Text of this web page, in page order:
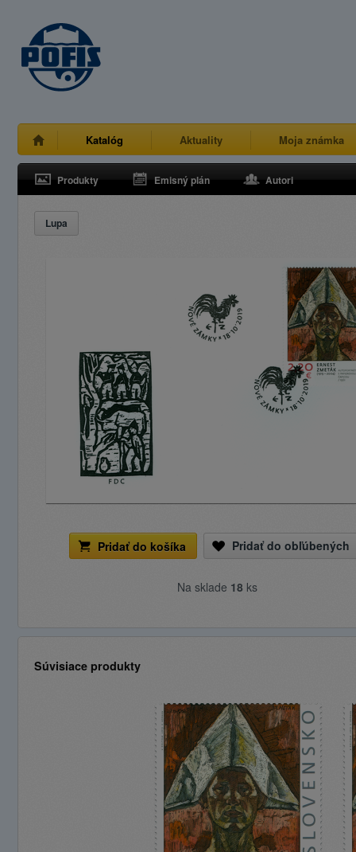
Katalóg Aktuality Moja známka
Produkty Emisný plán Autori
Lupa
Pridať do košíka Pridať do obľúbených
Na sklade 18 ks
Súvisiace produkty